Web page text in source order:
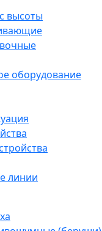
высоты
оборудование
линии